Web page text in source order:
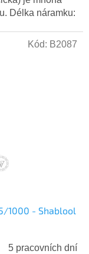
Délka náramku:
1000 - Shablool
5 pracovních dní
Kód: B2087